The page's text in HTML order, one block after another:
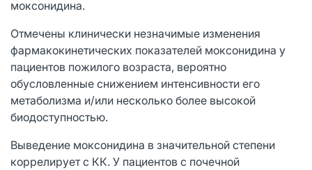
моксонидина.
Отмечены клинически незначимые изменения
фармакокинетических показателей моксонидина у
пациентов пожилого возраста, вероятно
обусловленные снижением интенсивности его
метаболизма и/или несколько более высокой
биодоступностью.
Выведение моксонидина в значительной степени
коррелирует с КК. У пациентов с почечной